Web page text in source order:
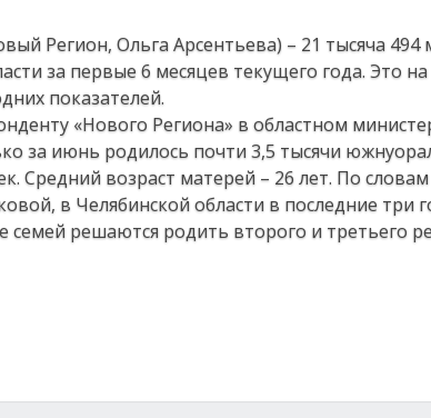
Регион, Ольга Арсентьева) – 21 тысяча
за первые 6 месяцев текущего года. Это
показателей.
«Нового Региона» в областном
за июнь родилось почти 3,5 тысячи
Средний возраст матерей – 26 лет. По
в Челябинской области в последние три
решаются родить второго и третьего